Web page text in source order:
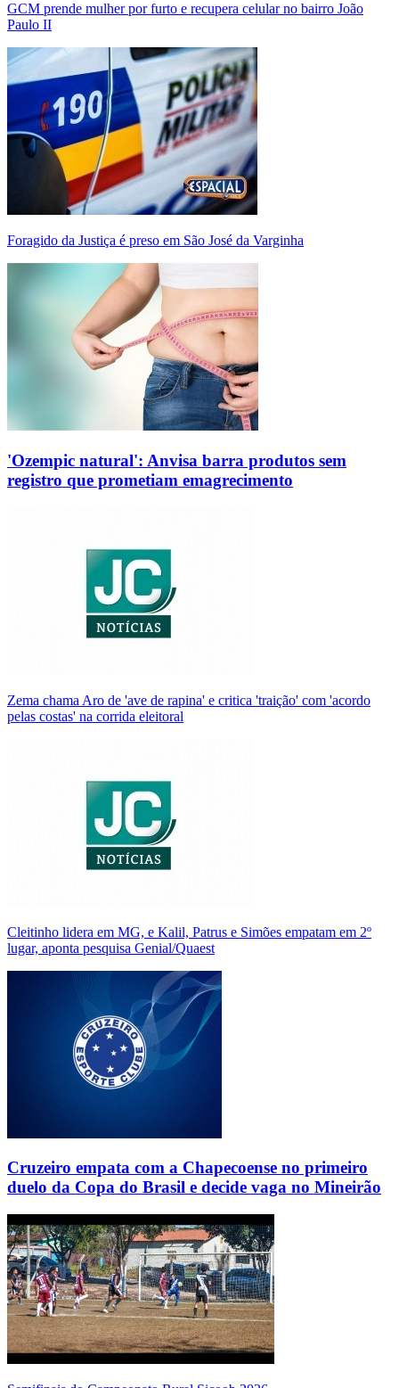
GCM prende mulher por furto e recupera celular no bairro João
Paulo II
Foragido da Justiça é preso em São José da Varginha
'Ozempic natural': Anvisa barra produtos sem
registro que prometiam emagrecimento
Zema chama Aro de 'ave de rapina' e critica 'traição' com 'acordo
pelas costas' na corrida eleitoral
Cleitinho lidera em MG, e Kalil, Patrus e Simões empatam em 2º
lugar, aponta pesquisa Genial/Quaest
Cruzeiro empata com a Chapecoense no primeiro
duelo da Copa do Brasil e decide vaga no Mineirão